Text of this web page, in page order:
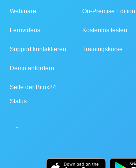
Webinare
Lernvideos
Support kontaktieren
Demo anfordern
Seite der Bitrix24
Status
On-Premise Edition
Kostenlos testen
Trainingskurse